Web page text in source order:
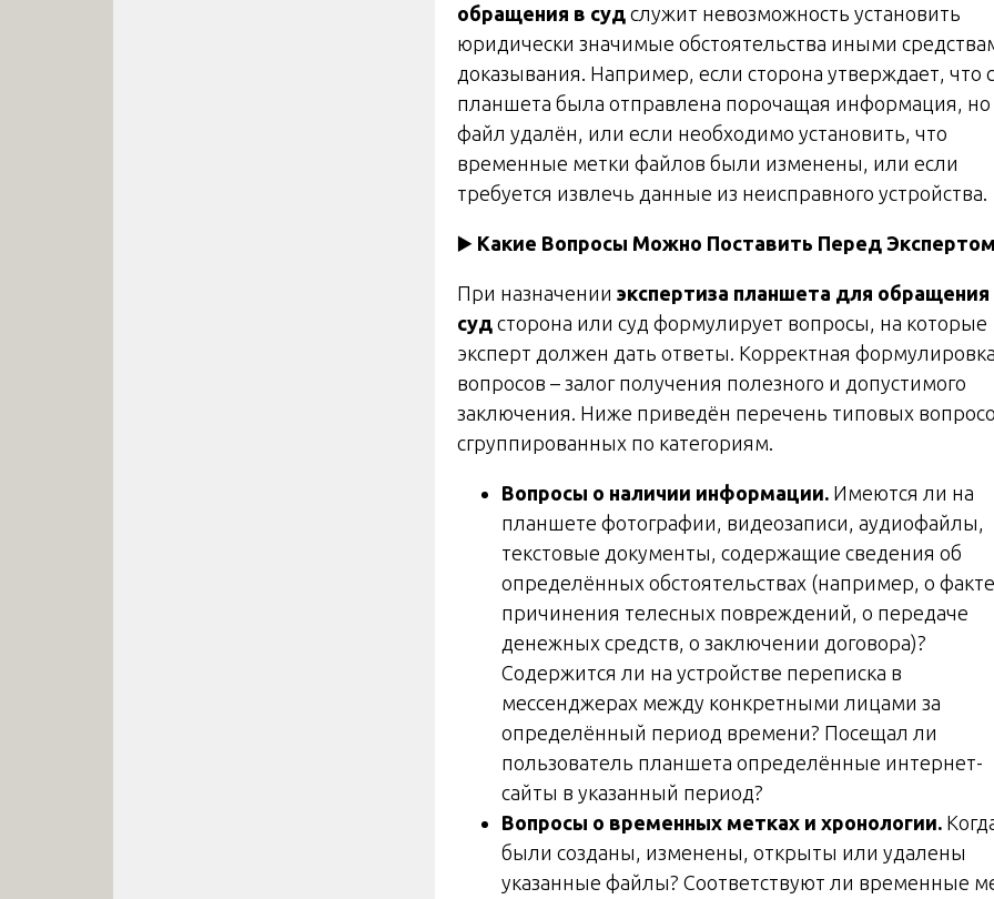
обращения в суд служит невозможность установить
юридически значимые обстоятельства иными
доказывания. Например, если сторона утверждает, что с
планшета была отправлена порочащая информация, но
файл удалён, или если необходимо установить, что
временные метки файлов были изменены, или если
требуется извлечь данные из неисправного устройства.
▶️ Какие Вопросы Можно Поставить Перед Экспертом
При назначении экспертиза планшета для обращения
суд сторона или суд формулирует вопросы, на которые
эксперт должен дать ответы. Корректная формулировка
вопросов – залог получения полезного и допустимого
заключения. Ниже приведён перечень типовых
сгруппированных по категориям.
Вопросы о наличии информации. Имеются ли на
планшете фотографии, видеозаписи, аудиофайлы,
текстовые документы, содержащие сведения об
определённых обстоятельствах (например, о факте
причинения телесных повреждений, о передаче
денежных средств, о заключении договора)?
Содержится ли на устройстве переписка в
мессенджерах между конкретными лицами за
определённый период времени? Посещал ли
пользователь планшета определённые интернет-
сайты в указанный период?
Вопросы о временных метках и хронологии.
были созданы, изменены, открыты или удалены
указанные файлы? Соответствуют ли временные